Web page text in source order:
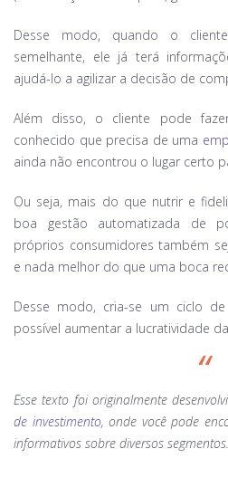
Desse modo, quando o
semelhante, ele já terá
ajudá-lo a agilizar a decisão de
Além disso, o cliente pode
conhecido que precisa de uma
ainda não encontrou o lugar certo
Ou seja, mais do que nutrir e
boa gestão automatizada de
próprios consumidores também
e nada melhor do que uma boca
Desse modo, cria-se um ciclo
possível aumentar a lucratividade
Esse texto foi originalmente
de investimento, onde você pode
informativos sobre diversos segmentos.